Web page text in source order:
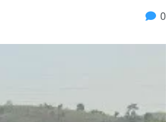
0